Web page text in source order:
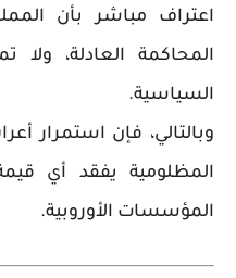
اعتراف مباشر بأن
المحاكمة العادلة، ولا
السياسية.
وبالتالي، فإن استمرار
المظلومية يفقد أي
المؤسسات الأوروبية.